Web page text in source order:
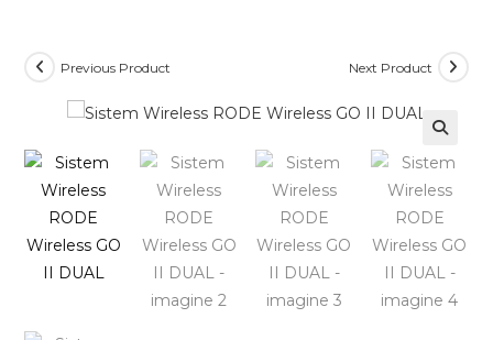
Previous Product Next Product